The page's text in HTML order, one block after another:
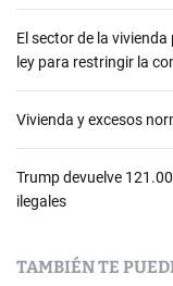
El sector de la
ley para restringir la
Vivienda y excesos
Trump devuelve
ilegales
TAMBIÉN TE